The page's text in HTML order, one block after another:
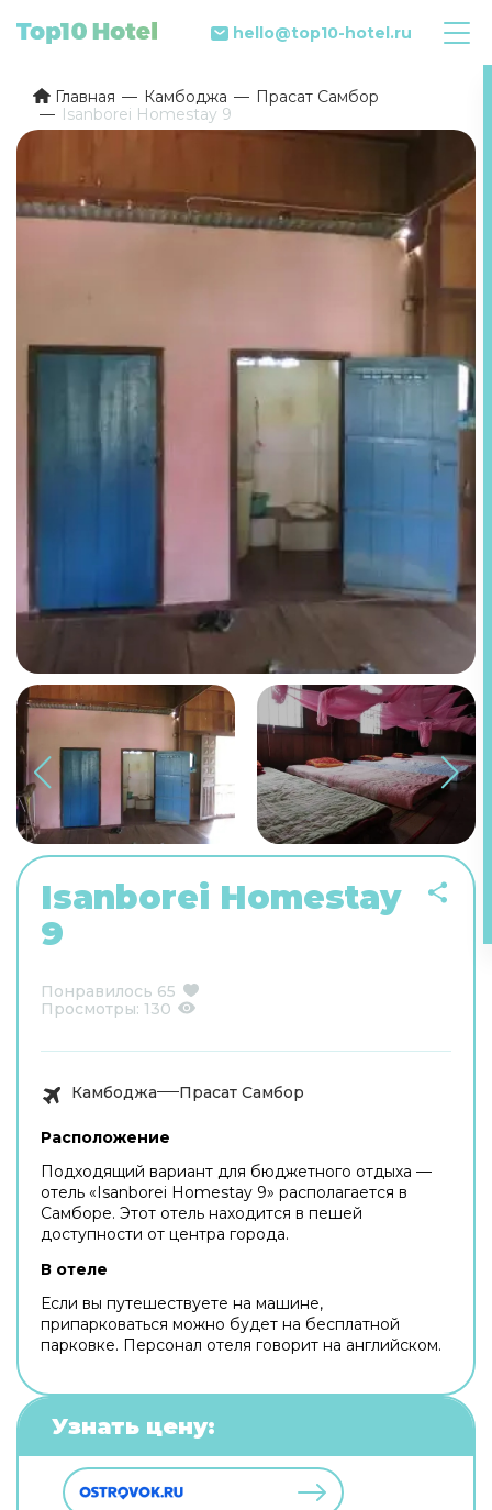
hello@top10-hotel.ru
Главная Камбоджа
Прасат Самбор
Isanborei Homestay 9
Isanborei Homestay
9
Понравилось 65
Просмотры: 130
Камбоджа Прасат Самбор
Расположение
Подходящий вариант для бюджетного отдыха —
отель «Isanborei Homestay 9» располагается в
Самборе. Этот отель находится в пешей
доступности от центра города.
В отеле
Если вы путешествуете на машине,
припарковаться можно будет на бесплатной
парковке. Персонал отеля говорит на английском.
Узнать цену: